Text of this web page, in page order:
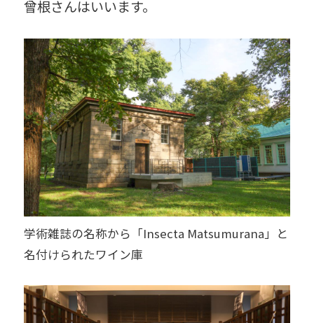
曾根さんはいいます。
学術雑誌の名称から「Insecta Matsumurana」と
名付けられたワイン庫